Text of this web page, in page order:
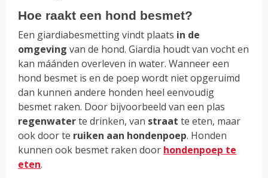
Hoe raakt een hond besmet?
Een giardiabesmetting vindt plaats in de
omgeving van de hond. Giardia houdt van vocht en
kan máánden overleven in water. Wanneer een
hond besmet is en de poep wordt niet opgeruimd
dan kunnen andere honden heel eenvoudig
besmet raken. Door bijvoorbeeld van een plas
regenwaterte drinken, van straat te eten, maar
ook door te ruiken aan hondenpoep. Honden
kunnen ook besmet raken door hondenpoep te
eten.